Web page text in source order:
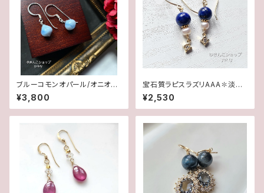
ブルーコモンオパール/オニオン
カット✽Silver925ピアス/イヤ
リング★
¥3,800
宝石質ラピスラズリAAA✽淡水
パール14kgfピアス/イヤリング
¥2,530